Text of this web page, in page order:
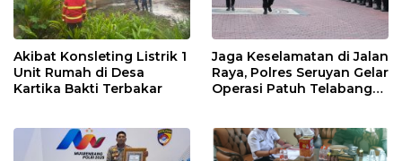
Akibat Konsleting Listrik 1
Unit Rumah di Desa
Kartika Bakti Terbakar
Jaga Keselamatan di Jalan
Raya, Polres Seruyan Gelar
Operasi Patuh Telabang